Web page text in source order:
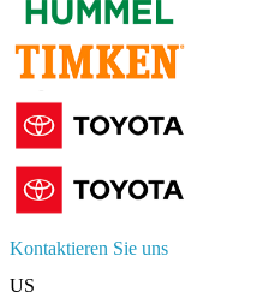
Kontaktieren Sie uns
US